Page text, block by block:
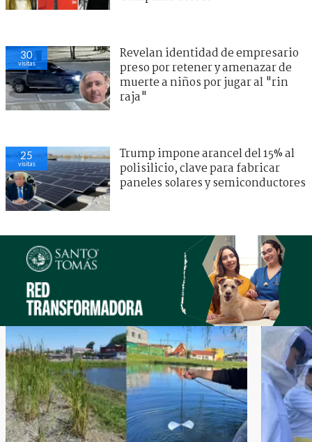
30
visitas
Revelan identidad de empresario
preso por retener y amenazar de
muerte a niños por jugar al "rin
raja"
25
visitas
Trump impone arancel del 15% al
polisilicio, clave para fabricar
paneles solares y semiconductores